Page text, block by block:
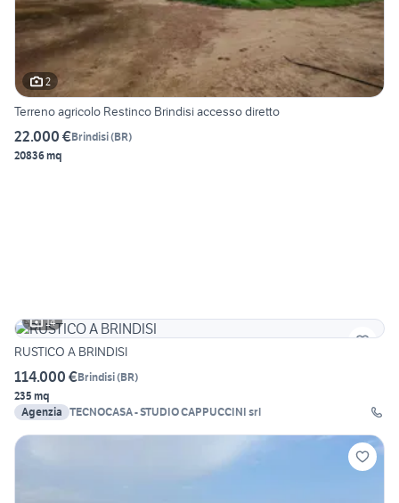
2
Terreno agricolo Restinco Brindisi accesso diretto
22.000 €Brindisi(BR)
20836 mq
14
RUSTICO A BRINDISI
114.000 €Brindisi(BR)
235 mq
Agenzia TECNOCASA - STUDIO CAPPUCCINI srl